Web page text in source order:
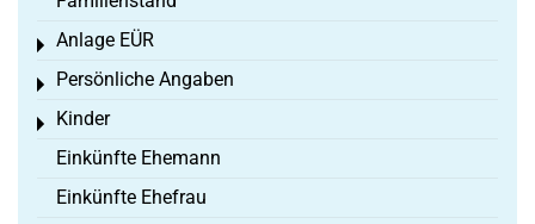
Anlage EÜR
Toggle menu
Persönliche Angaben
Toggle menu
Kinder
Toggle menu
Einkünfte Ehemann
Einkünfte Ehefrau